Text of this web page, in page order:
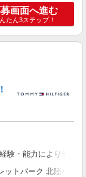
画面へ進む
たん3ステップ！
験・能力により優遇
トパーク 北陸小矢部